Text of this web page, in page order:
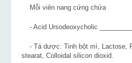
Mỗi viên nang cứng chứa
- Acid Ursodeoxycholic
- Tá dược: Tinh bột mì, Lactose,
stearat, Colloidal silicon dioxid.